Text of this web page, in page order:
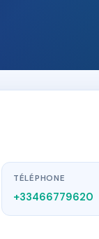
TÉLÉPHONE
+33466779620